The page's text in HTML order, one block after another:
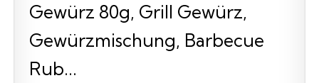
Gewürz 80g, Grill Gewürz,
Gewürzmischung, Barbecue
Rub...